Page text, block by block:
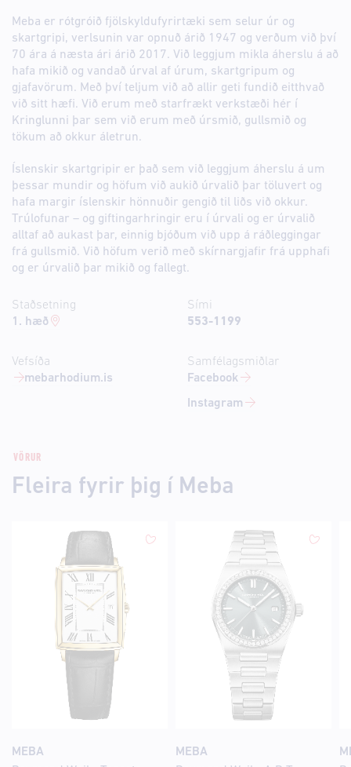
Meba er rótgróið fjölskyldufyrirtæki sem selur úr og
skartgripi, verlsunin var opnuð árið 1947 og verðum við því
70 ára á næsta ári árið 2017. Við leggjum mikla áherslu á að
hafa mikið og vandað úrval af úrum, skartgripum og
gjafavörum. Með því teljum við að allir geti fundið eitthvað
við sitt hæfi. Við erum með starfrækt verkstæði hér í
Kringlunni þar sem við erum með úrsmið, gullsmið og
tökum að okkur áletrun.
Íslenskir skartgripir er það sem við leggjum áherslu á um
þessar mundir og höfum við aukið úrvalið þar töluvert og
hafa margir íslenskir hönnuðir gengið til liðs við okkur.
Trúlofunar – og giftingarhringir eru í úrvali og er úrvalið
alltaf að aukast þar, einnig bjóðum við upp á ráðleggingar
frá gullsmið. Við höfum verið með skírnargjafir frá upphafi
og er úrvalið þar mikið og fallegt.
Staðsetning
1. hæð
Vefsíða
mebarhodium.is
Sími
553-1199
Samfélagsmiðlar
Facebook
Instagram
VÖRUR
Fleira fyrir þig í Meba
MEBA
MEBA